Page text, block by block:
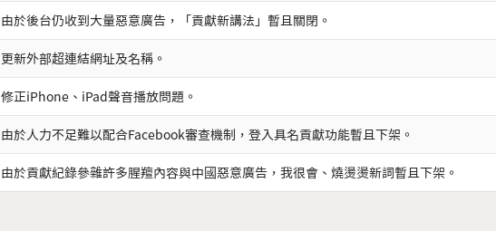
由於後台仍收到大量惡意廣告，「貢獻新講法」暫且關閉。
更新外部超連結網址及名稱。
修正iPhone、iPad聲音播放問題。
由於人力不足難以配合Facebook審查機制，登入具名貢獻功能暫且下架。
由於貢獻紀錄參雜許多腥羶內容與中國惡意廣告，我很會、燒燙燙新詞暫且下架。